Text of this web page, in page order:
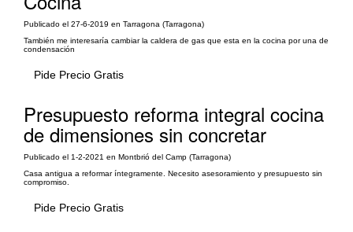
Publicado el 27-6-2019 en Tarragona (Tarragona)
También me interesaría cambiar la caldera de gas que esta en la cocina por una de
condensación
Pide Precio Gratis
Presupuesto reforma integral cocina
de dimensiones sin concretar
Publicado el 1-2-2021 en Montbrió del Camp (Tarragona)
Casa antigua a reformar íntegramente. Necesito asesoramiento y presupuesto sin
compromiso.
Pide Precio Gratis